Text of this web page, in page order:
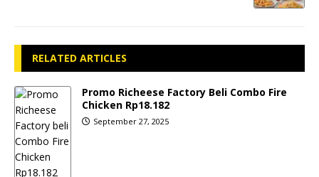
RELATED ARTICLES
Promo Richeese Factory Beli Combo Fire
Chicken Rp18.182
September 27, 2025